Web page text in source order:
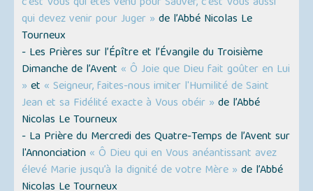
qui devez venir pour Juger » de l’Abbé Nicolas Le
Tourneux
- Les Prières sur l’Épître et l’Évangile du Troisième
Dimanche de l’Avent « Ô Joie que Dieu fait goûter en Lui
» et « Seigneur, faites-nous imiter l'Humilité de Saint
Jean et sa Fidélité exacte à Vous obéir » de l’Abbé
Nicolas Le Tourneux
- La Prière du Mercredi des Quatre-Temps de l’Avent sur
l'Annonciation « Ô Dieu qui en Vous anéantissant avez
élevé Marie jusqu’à la dignité de votre Mère » de l’Abbé